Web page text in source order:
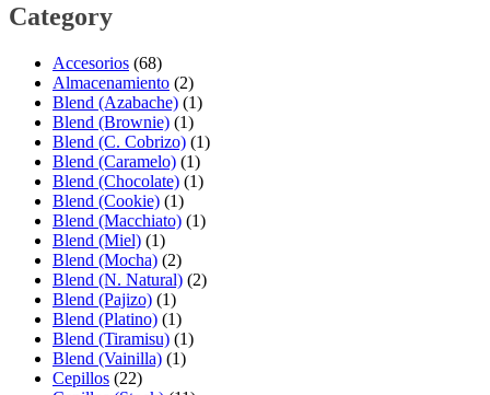
Category
Accesorios (68)
Almacenamiento (2)
Blend (Azabache) (1)
Blend (Brownie) (1)
Blend (C. Cobrizo) (1)
Blend (Caramelo) (1)
Blend (Chocolate) (1)
Blend (Cookie) (1)
Blend (Macchiato) (1)
Blend (Miel) (1)
Blend (Mocha) (2)
Blend (N. Natural) (2)
Blend (Pajizo) (1)
Blend (Platino) (1)
Blend (Tiramisu) (1)
Blend (Vainilla) (1)
Cepillos (22)